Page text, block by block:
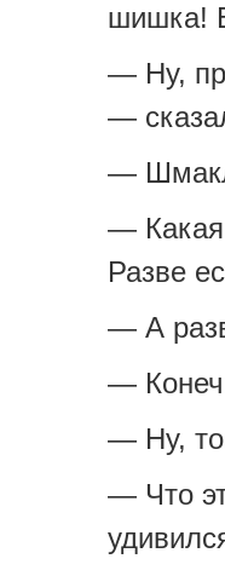
шишка!
— Ну,
—
—
—
Разве
— А
—
— Ну,
— Что